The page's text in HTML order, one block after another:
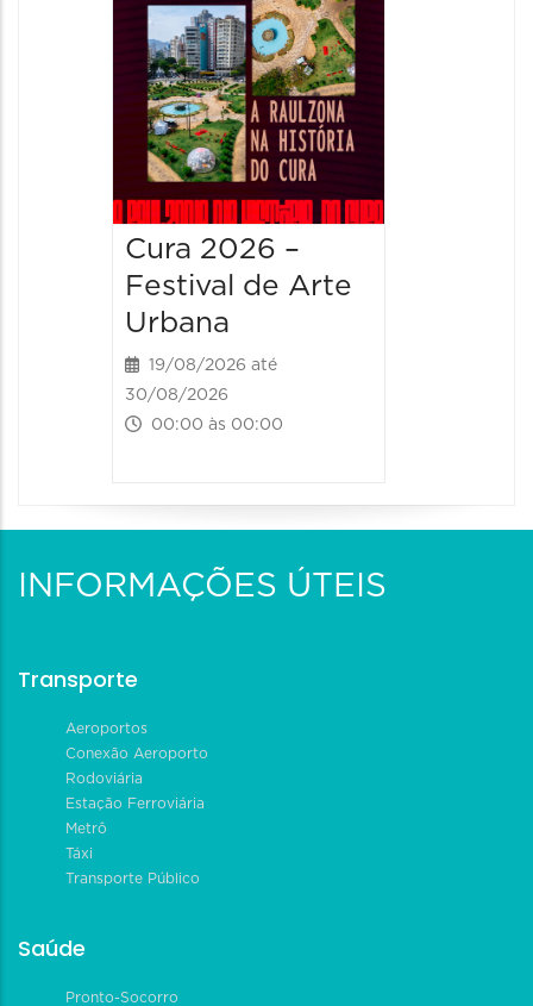
Cura 2026 –
Festival de Arte
Urbana
19/08/2026 até
30/08/2026
00:00 às 00:00
INFORMAÇÕES ÚTEIS
Transporte
Aeroportos
Conexão Aeroporto
Rodoviária
Estação Ferroviária
Metrô
Táxi
Transporte Público
Saúde
Pronto-Socorro